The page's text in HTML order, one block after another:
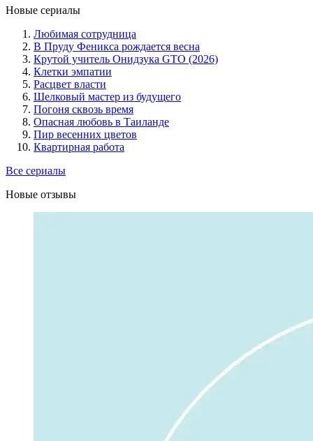
Новые сериалы
Любимая сотрудница
В Пруду Феникса рождается весна
Крутой учитель Онидзука GTO (2026)
Клетки эмпатии
Расцвет власти
Шелковый мастер из будущего
Погоня сквозь время
Опасная любовь в Таиланде
Пир весенних цветов
Квартирная работа
Все сериалы
Новые отзывы